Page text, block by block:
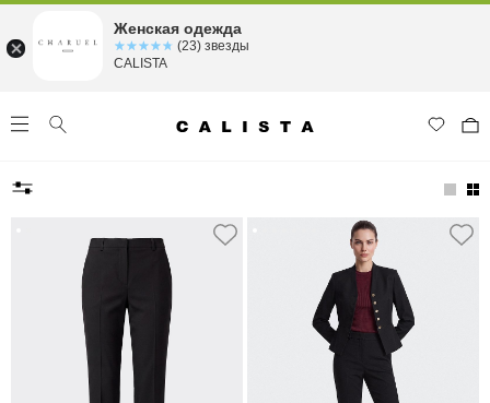
Женская одежда
☆☆☆☆☆
★★★★★ (23) звезды
CALISTA